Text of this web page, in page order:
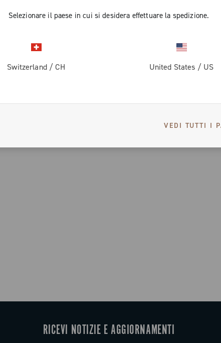
Selezionare il paese in cui si desidera effettuare la spedizione.
Switzerland / CH United States / US
VEDI TUTTI I
RICEVI NOTIZIE E AGGIORNAMENTI